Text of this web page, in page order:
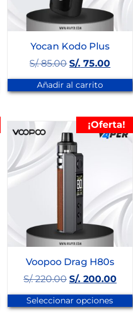
Yocan Kodo Plus
S/.85.00 S/. 75.00
Añadir al carrito
¡Oferta!
Voopoo Drag H80s
S/.220.00 S/.200.00
Seleccionar opciones